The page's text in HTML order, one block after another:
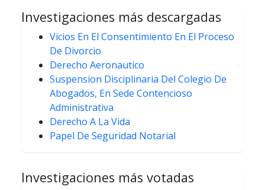
Investigaciones más descargadas
Vicios En El Consentimiento En El Proceso
De Divorcio
Derecho Aeronautico
Suspension Disciplinaria Del Colegio De
Abogados, En Sede Contencioso
Administrativa
Derecho A La Vida
Papel De Seguridad Notarial
Investigaciones más votadas